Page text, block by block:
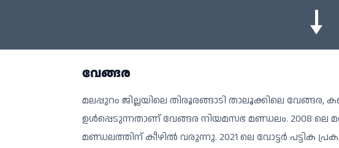
വേങ്ങര
മലപ്പുറം ജില്ലയിലെ തിരൂരങ്ങാടി താലൂക്കിലെ
ഉൾപ്പെടുന്നതാണ് വേങ്ങര നിയമസഭ മണ്ഡലം. 2008
മണ്ഡലത്തിന് കീഴില്‍ വരുന്നു. 2021 ലെ വോട്ടർ പട്ടിക